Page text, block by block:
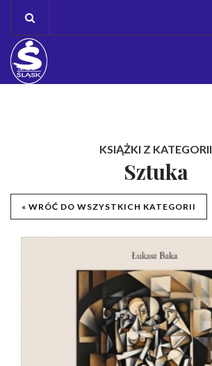
content
KSIĄŻKI Z KATEGORII
Sztuka
« WRÓĆ DO WSZYSTKICH KATEGORII